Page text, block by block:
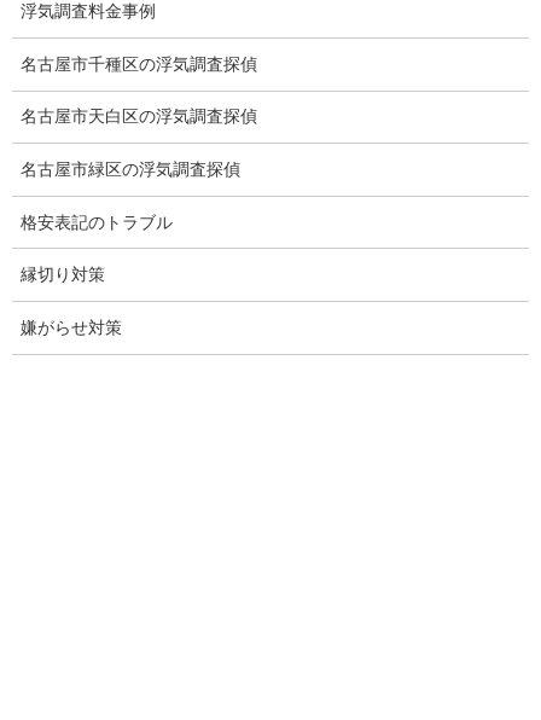
愛知県内出張面談実施中
浮気調査専門
結婚前の行動調査
結婚調査
社員の行動調査
浮気調査料金事例
名古屋市千種区の浮気調査探偵
名古屋市天白区の浮気調査探偵
名古屋市緑区の浮気調査探偵
格安表記のトラブル
縁切り対策
嫌がらせ対策